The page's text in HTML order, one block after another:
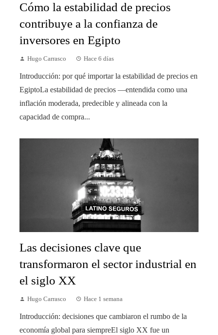
Cómo la estabilidad de precios
contribuye a la confianza de
inversores en Egipto
Hugo Carrasco Hace 6 días
Introducción: por qué importar la estabilidad de precios en
EgiptoLa estabilidad de precios —entendida como una
inflación moderada, predecible y alineada con la
capacidad de compra...
Las decisiones clave que
transformaron el sector industrial en
el siglo XX
Hugo Carrasco Hace 1 semana
Introducción: decisiones que cambiaron el rumbo de la
economía global para siempreEl siglo XX fue un